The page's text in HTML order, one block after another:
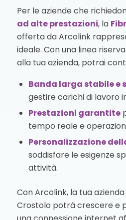
Per le aziende che
ad alte prestazioni, la
offerta da Arcolink
ideale. Con una linea
alla tua azienda, potrai
Banda larga stabile e
gestire carichi di lavoro
Prestazioni garantite
tempo reale e
Personalizzazione
soddisfare le esigenze
attività.
Con Arcolink, la tua
Crostolo potrà crescere e